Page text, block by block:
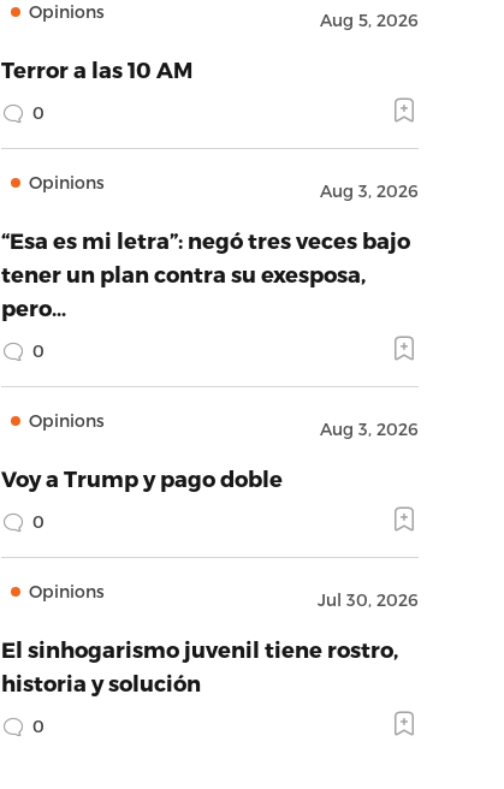
Opinions Aug 5, 2026
Terror a las 10 AM
0
Opinions Aug 3, 2026
“Esa es mi letra”: negó tres veces bajo
tener un plan contra su exesposa,
pero…
0
Opinions Aug 3, 2026
Voy a Trump y pago doble
0
Opinions Jul 30, 2026
El sinhogarismo juvenil tiene rostro,
historia y solución
0